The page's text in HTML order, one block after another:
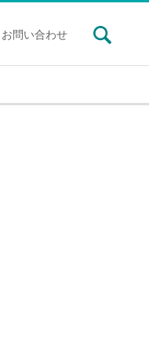
お問い合わせ